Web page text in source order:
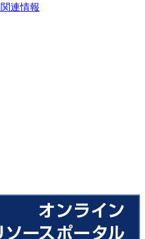
連情報